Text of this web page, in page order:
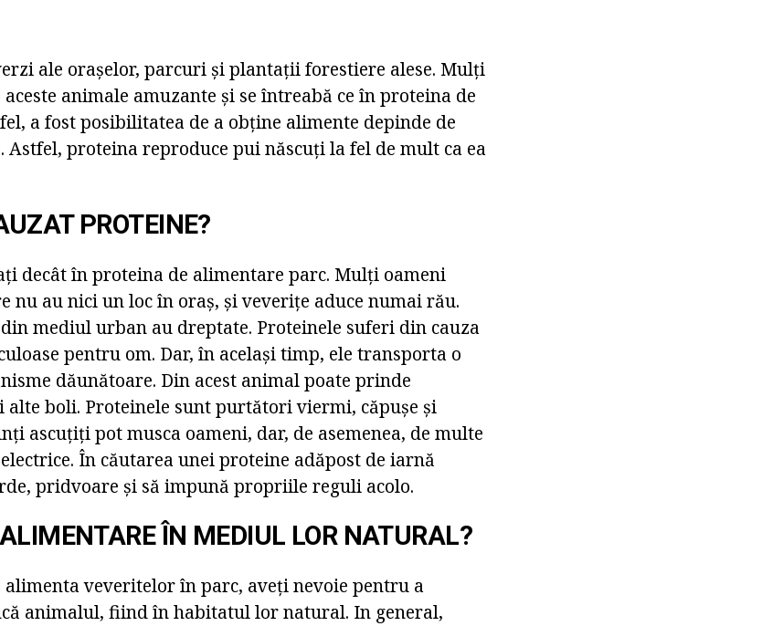
ale orașelor, parcuri și plantații forestiere alese. Mulți
animale amuzante și se întreabă ce în proteina de
a fost posibilitatea de a obține alimente depinde de
Astfel, proteina reproduce pui născuți la fel de mult ca ea
PROTEINE?
decât în proteina de alimentare parc. Mulți oameni
nu au nici un loc în oraș, și veverițe aduce numai rău.
mediul urban au dreptate. Proteinele suferi din cauza
pentru om. Dar, în același timp, ele transporta o
dăunătoare. Din acest animal poate prinde
alte boli. Proteinele sunt purtători viermi, căpușe și
ascuțiți pot musca oameni, dar, de asemenea, de multe
În căutarea unei proteine adăpost de iarnă
pridvoare și să impună propriile reguli acolo.
ÎN MEDIUL LOR NATURAL?
alimenta veveritelor în parc, aveți nevoie pentru a
animalul, fiind în habitatul lor natural. In general,